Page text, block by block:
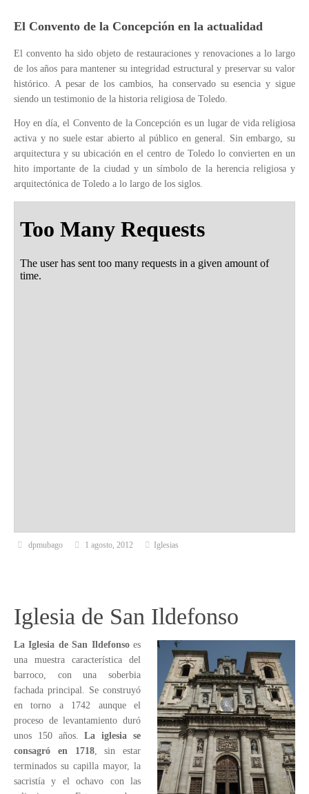
El Convento de la Concepción en la actualidad
El convento ha sido objeto de restauraciones y renovaciones a lo largo
de los años para mantener su integridad estructural y preservar su valor
histórico. A pesar de los cambios, ha conservado su esencia y sigue
siendo un testimonio de la historia religiosa de Toledo.
Hoy en día, el Convento de la Concepción es un lugar de vida religiosa
activa y no suele estar abierto al público en general. Sin embargo, su
arquitectura y su ubicación en el centro de Toledo lo convierten en un
hito importante de la ciudad y un símbolo de la herencia religiosa y
arquitectónica de Toledo a lo largo de los siglos.
dpmubago 1 agosto, 2012 Iglesias
Iglesia de San Ildefonso
La Iglesia de San Ildefonsoes
una muestra característica del
barroco, con una soberbia
fachada principal. Se construyó
en torno a 1742 aunque el
proceso de levantamiento duró
unos 150 años.La iglesia se
consagró en 1718, sin estar
terminados su capilla mayor, la
sacristía y el ochavo con las